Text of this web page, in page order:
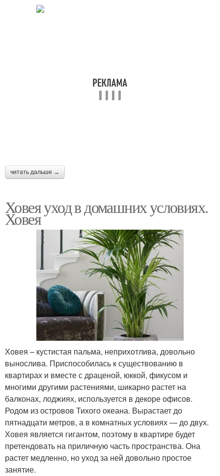
читать дальше →
Ховея уход в домашних условиях.
Ховея
Ховея – кустистая пальма, неприхотлива, довольно
вынослива. Приспособилась к существованию в
квартирах и вместе с драценой, юккой, фикусом и
многими другими растениями, шикарно растет на
балконах, лоджиях, используется в декоре офисов.
Родом из островов Тихого океана. Вырастает до
пятнадцати метров, а в комнатных условиях — до двух.
Ховея является гигантом, поэтому в квартире будет
претендовать на приличную часть пространства. Она
растет медленно, но уход за ней довольно простое
занятие.